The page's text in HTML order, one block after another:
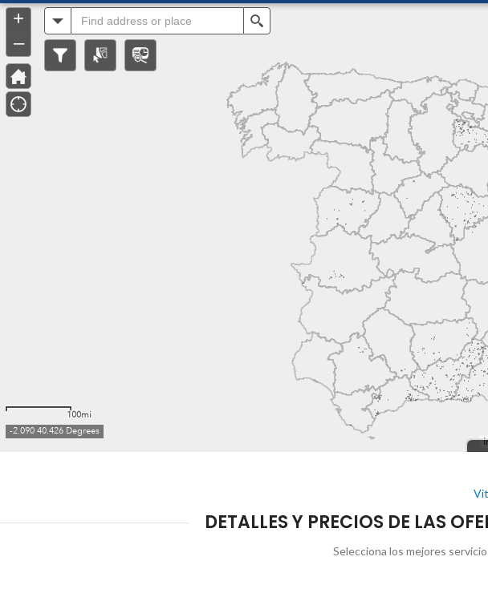
DETALLES Y PRECIOS DE LAS
Selecciona los mejores